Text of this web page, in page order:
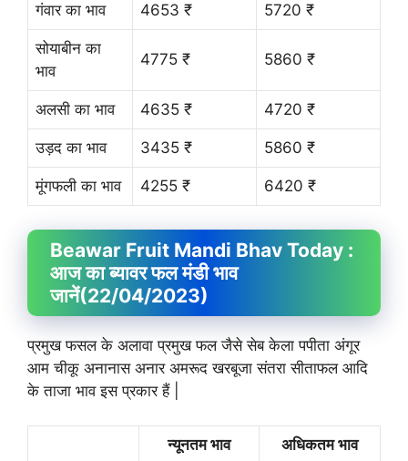
गंवार का भाव 4653 ₹ 5720 ₹
सोयाबीन का
भाव
4775 ₹ 5860 ₹
अलसी का भाव 4635 ₹ 4720 ₹
उड़द का भाव 3435 ₹ 5860 ₹
मूंगफली का भाव 4255 ₹ 6420 ₹
Beawar Fruit Mandi Bhav Today :
आज का ब्यावर फल मंडी भाव
जानें(22/04/2023)
प्रमुख फसल के अलावा प्रमुख फल जैसे सेब केला पपीता अंगूर
आम चीकू अनानास अनार अमरूद खरबूजा संतरा सीताफल आदि
के ताजा भाव इस प्रकार हैं |
न्यूनतम भाव अधिकतम भाव